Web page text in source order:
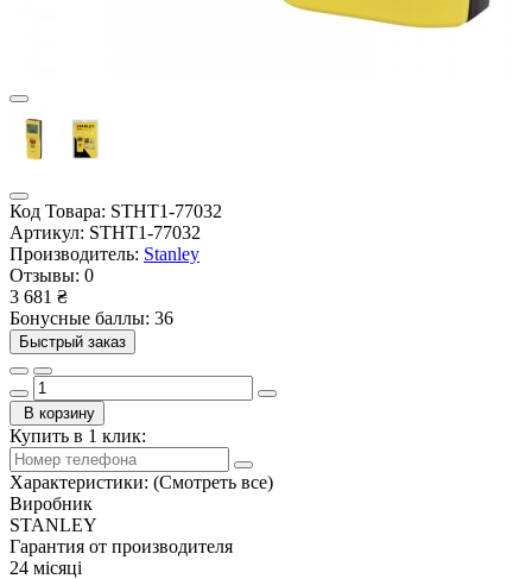
Код Товара: STHT1-77032
Артикул: STHT1-77032
Производитель: Stanley
Отзывы: 0
3 681 ₴
Бонусные баллы: 36
Быстрый заказ
В корзину
Купить в 1 клик:
Характеристики: (Смотреть все)
Виробник
STANLEY
Гарантия от производителя
24 місяці